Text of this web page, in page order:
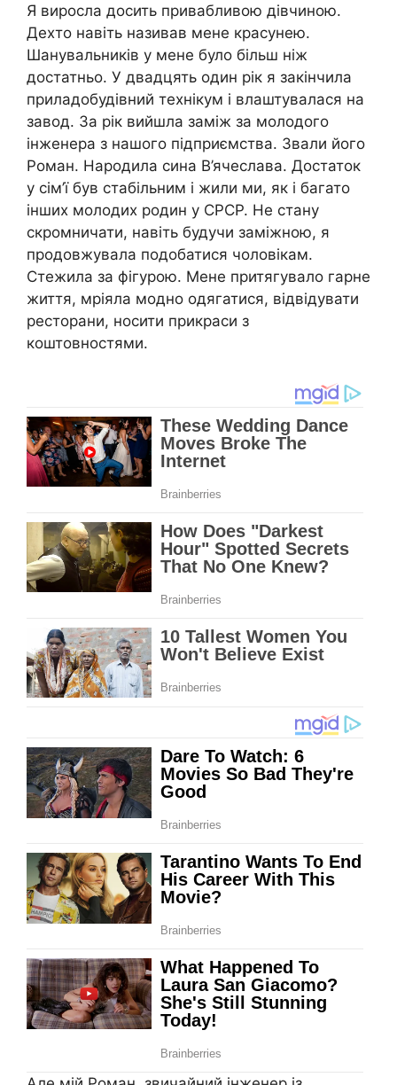
Я виросла досить привабливою дівчиною.
Дехто навіть називав мене красунею.
Шанувальників у мене було більш ніж
достатньо. У двадцять один рік я закінчила
приладобудівний технікум і влаштувалася на
завод. За рік вийшла заміж за молодого
інженера з нашого підприємства. Звали його
Роман. Народила сина В’ячеслава. Достаток
у сім’ї був стабільним і жили ми, як і багато
інших молодих родин у СРСР. Не стану
скромничати, навіть будучи заміжною, я
продовжувала подобатися чоловікам.
Стежила за фігурою. Мене притягувало гарне
життя, мріяла модно одягатися, відвідувати
ресторани, носити прикраси з
коштовностями.